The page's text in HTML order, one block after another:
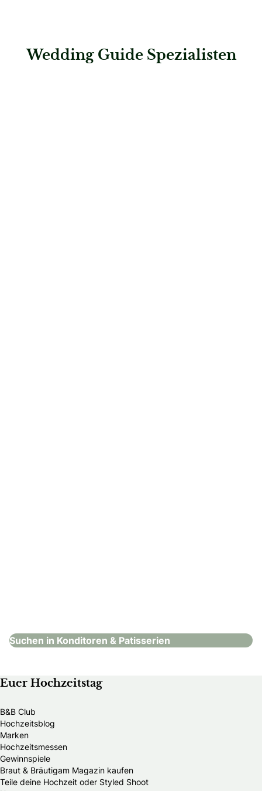
Wedding Guide Spezialisten
Suchen in Konditoren & Patisserien
Euer Hochzeitstag
B&B Club
Hochzeitsblog
Marken
Hochzeitsmessen
Gewinnspiele
Braut & Bräutigam Magazin kaufen
Teile deine Hochzeit oder Styled Shoot